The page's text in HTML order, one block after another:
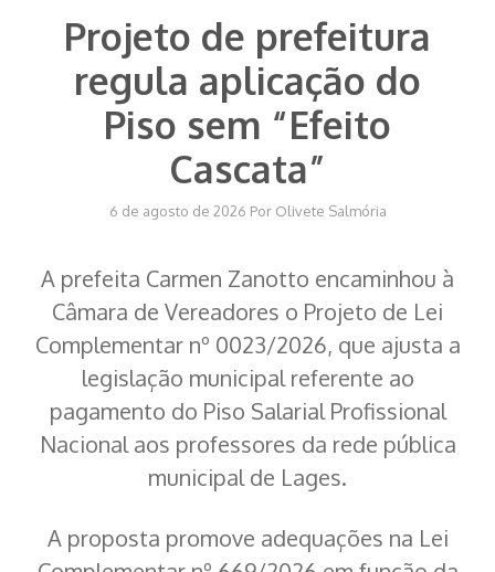
Projeto de prefeitura
regula aplicação do
Piso sem “Efeito
Cascata”
6 de agosto de 2026 Por Olivete Salmória
A prefeita Carmen Zanotto encaminhou à
Câmara de Vereadores o Projeto de Lei
Complementar nº 0023/2026, que ajusta a
legislação municipal referente ao
pagamento do Piso Salarial Profissional
Nacional aos professores da rede pública
municipal de Lages.
A proposta promove adequações na Lei